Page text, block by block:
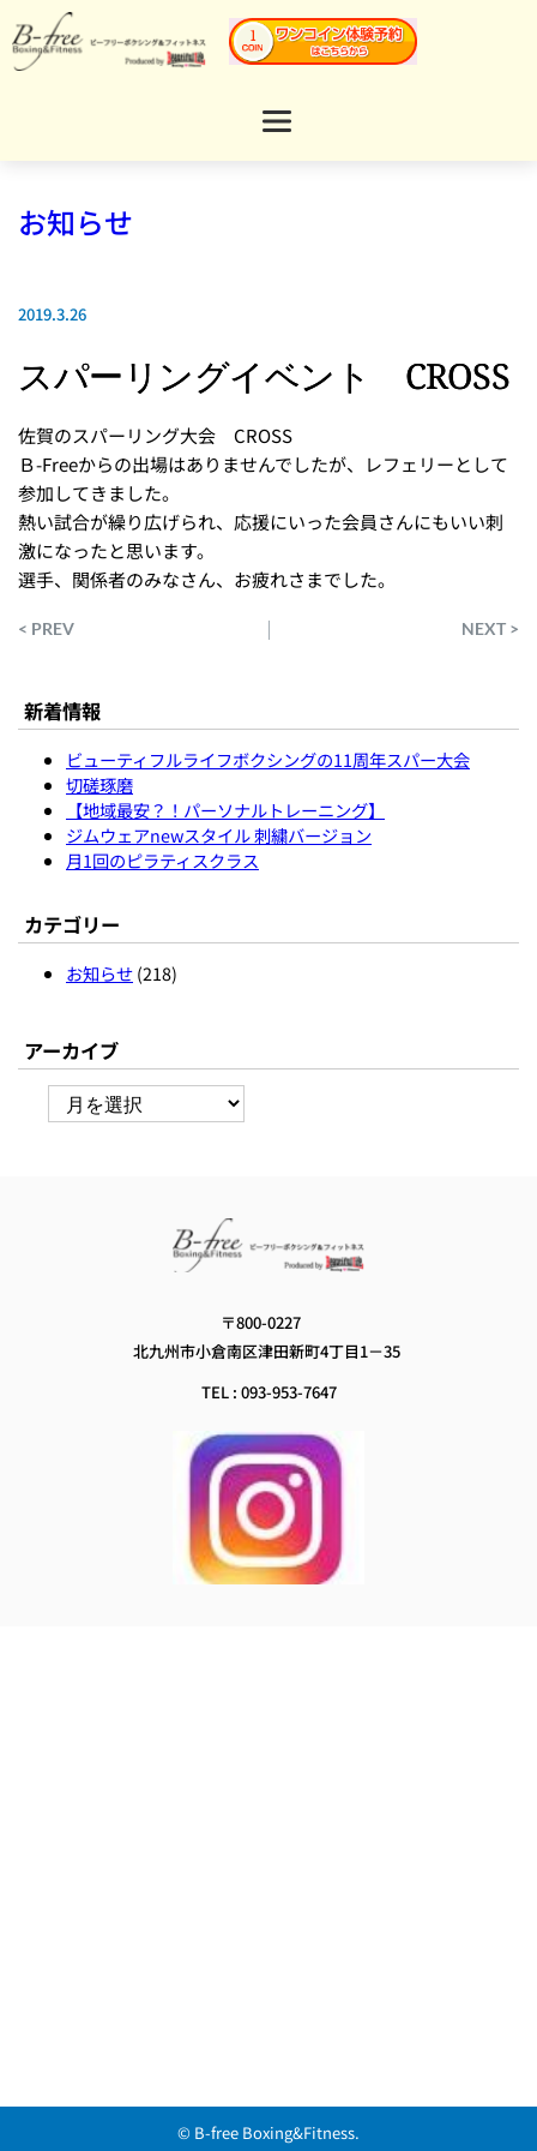
お知らせ
2019.3.26
スパーリングイベント CROSS
佐賀のスパーリング大会 CROSS
Ｂ-Freeからの出場はありませんでしたが、レフェリーとして
参加してきました。
熱い試合が繰り広げられ、応援にいった会員さんにもいい刺
激になったと思います。
選手、関係者のみなさん、お疲れさまでした。
< PREV NEXT >
新着情報
ビューティフルライフボクシングの11周年スパー大会
切磋琢磨
【地域最安？！パーソナルトレーニング】
ジムウェアnewスタイル 刺繍バージョン
月1回のピラティスクラス
カテゴリー
お知らせ(218)
アーカイブ
ー
〒800-0227
北九州市小倉南区津田新町4丁目1－35
TEL : 093-953-7647
© B-free Boxing&Fitness.